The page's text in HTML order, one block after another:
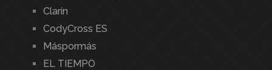
Clarín
CodyCross ES
Máspormás
EL TIEMPO